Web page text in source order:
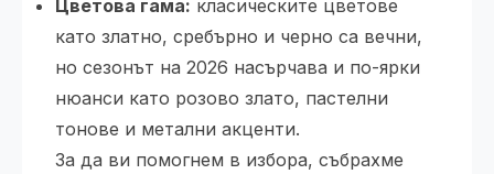
Цветова гама: класическите цветове
като златно, сребърно и черно са вечни,
но сезонът на 2026 насърчава и по-ярки
нюанси като розово злато, пастелни
тонове и метални акценти.
За да ви помогнем в избора, събрахме